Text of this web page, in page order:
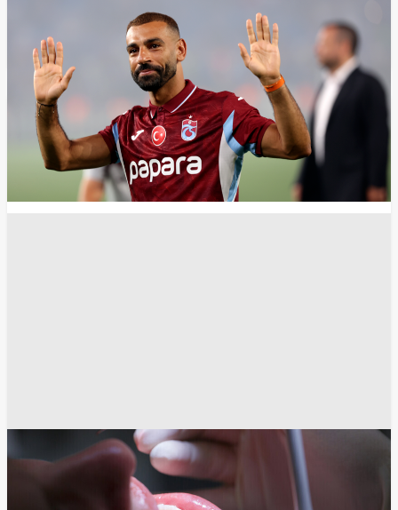
12989
Save post
Share انسخ الرابط
الصحة
أمراض اللثة قد تنذر بحالة صحية أكثر خطورة مما
الصحة العامة امراض بحوث
دراسات علمية
طب الأسنان مرض السكري